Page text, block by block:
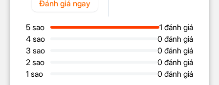
Itel IT8010 4G được trang bị
viên pin dung lượng
lớn , giúp sử dụng liên tục trong nhiều ngày , đặc
biệt khi chỉ sử dụng cho nhu cầu cơ bản như nghe
gọi, nhắn tin, nghe nhạc. Đây là lựa chọn lý tưởng
Đánh giá ngay
5 sao
1 đánh giá
4 sao
0 đánh giá
3 sao
0 đánh giá
2 sao
0 đánh giá
1 sao
0 đánh giá